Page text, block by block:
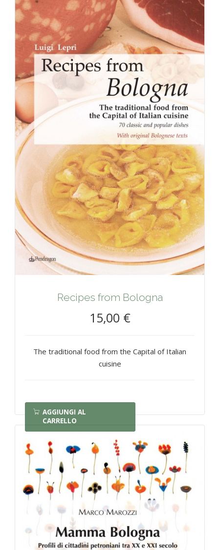
Recipes from Bologna
15,00 €
The traditional food from the Capital of Italian
cuisine
AGGIUNGI AL
CARRELLO